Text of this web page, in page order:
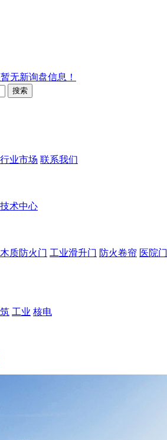
无新询盘信息！
行业市场 联系我们
技术中心
木质防火门 工业滑升门 防火卷帘 医院门
工业 核电